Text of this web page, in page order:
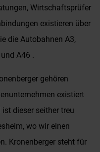
Wirtschaftsprüfer
existieren über
die Autobahnen A3,
A46 .
gehören
existiert
dieser seither treu
wo wir einen
Kronenberger steht für